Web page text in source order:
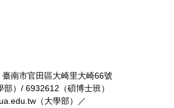
南市官田區大崎里大崎66號
）/ 6932612（碩博士班）
（大學部）／